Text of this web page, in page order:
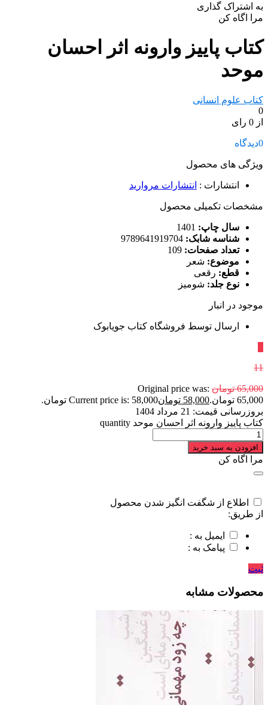
به اشتراک گذاری
مرا اگاه کن
کتاب پاییز وارونه اثر احسان
موحد
کتاب علوم انسانی
0
از 0 رای
0دیدگاه
ویژگی های محصول
انتشارات : انتشارات مروارید
مشخصات تکمیلی محصول
سال چاپ:
شناسه شابک:
تعداد صفحات:
موضوع: شعر
قطع: رقعی
نوع جلد: شومیز
موجود در انبار
ارسال توسط فروشگاه کتاب جویابوک
11
65,000 تومان Original price was:
65,000 تومان.
58,000 تومانCurrent price is: 58,000 تومان.
بروزرسانی قیمت: 21 مرداد 1404
کتاب پاییز وارونه اثر احسان موحد quantity
افزودن به سبد خرید
مرا اگاه کن
اطلاع از شگفت انگیز شدن محصول
از طریق:
ایمیل به :
پیامک به :
ثبت
محصولات مشابه